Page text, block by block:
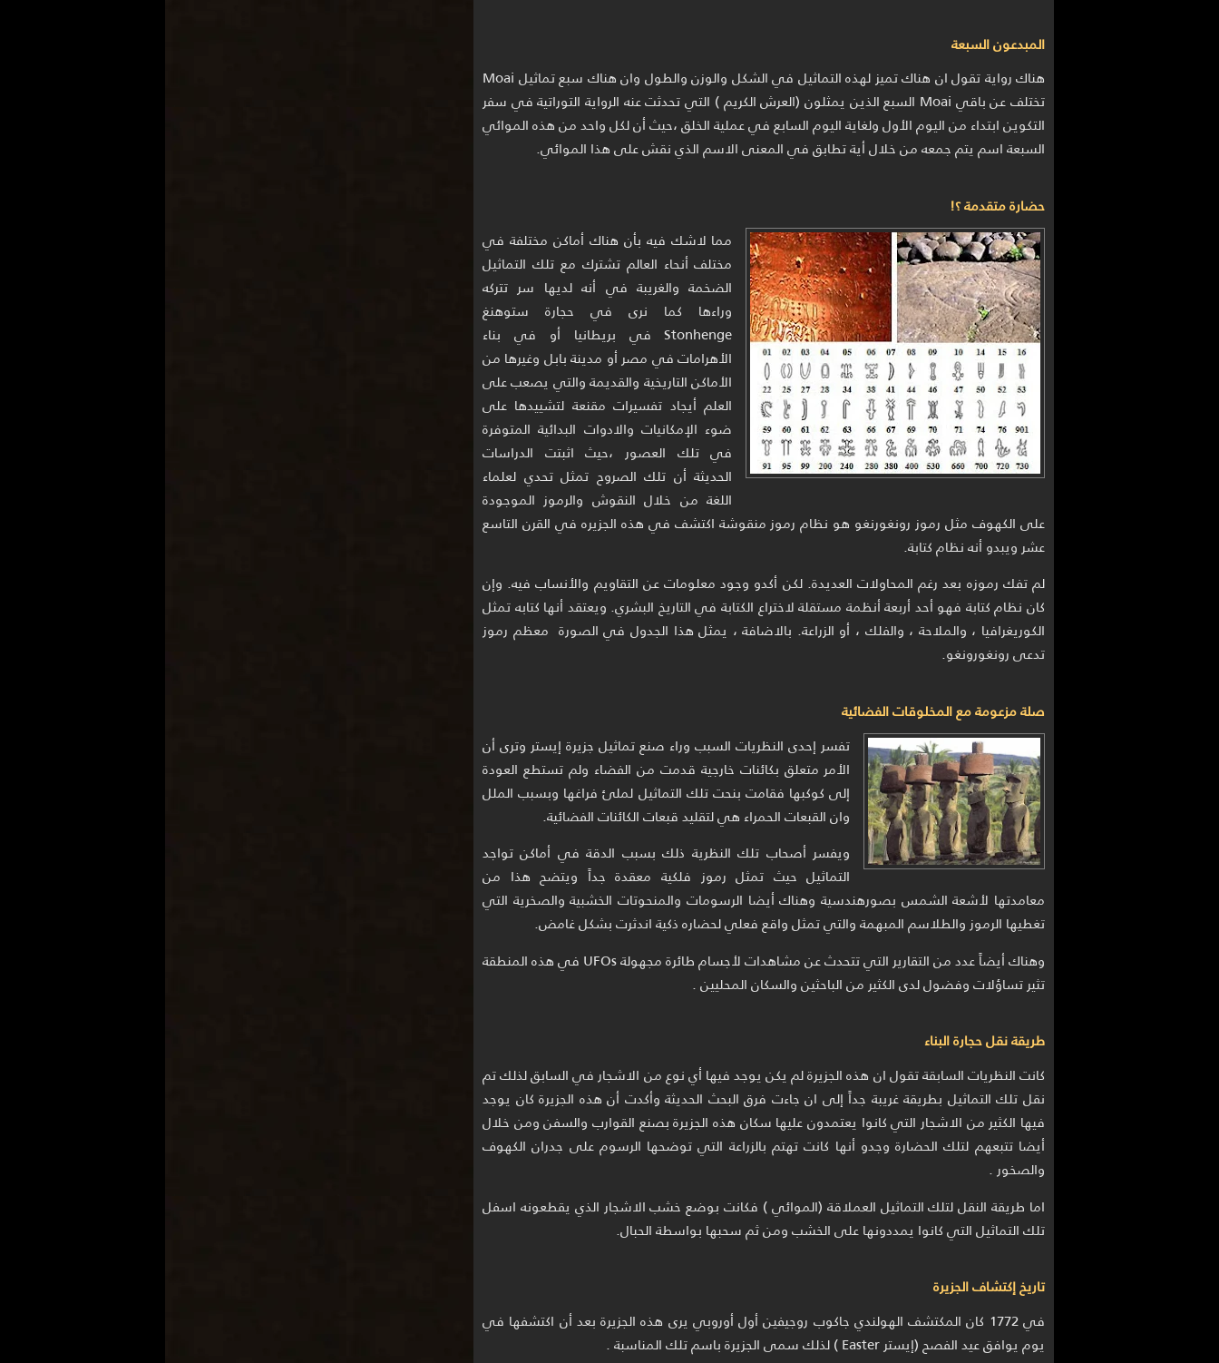
المبدعون السبعة
هناك رواية تقول ان هناك تميز لهذه التماثيل في الشكل والوزن والطول وان هناك سبع تماثيل Moai
تختلف عن باقي Moai السبع الذين يمثلون (العرش الكريم ) التي تحدثت عنه الرواية التوراتية في سفر
التكوين ابتداء من اليوم الأول ولغاية اليوم السابع في عملية الخلق ،حيث أن لكل واحد من هذه الموائي
السبعة اسم يتم جمعه من خلال أية تطابق في المعنى الاسم الذي نقش على هذا الموائي.
حضارة متقدمة ؟!
مما لاشك فيه بأن هناك أماكن مختلفة في
مختلف أنحاء العالم تشترك مع تلك التماثيل
الضخمة والغريبة في أنه لديها سر تتركه
وراءها كما نرى في حجارة ستوهنغ
Stonhenge في بريطانيا أو في بناء
الأهرامات في مصر أو مدينة بابل وغيرها من
الأماكن التاريخية والقديمة والتي يصعب على
العلم أيجاد تفسيرات مقنعة لتشييدها على
ضوء الإمكانيات والادوات البدائية المتوفرة
في تلك العصور ،حيث اثبتت الدراسات
الحديثة أن تلك الصروح تمثل تحدي لعلماء
اللغة من خلال النقوش والرموز الموجودة
على الكهوف مثل رموز رونغورنغو هو نظام رموز منقوشة اكتشف في هذه الجزيره في القرن التاسع
عشر ويبدو أنه نظام كتابة.
لم تفك رموزه بعد رغم المحاولات العديدة. لكن أكدو وجود معلومات عن التقاويم والأنساب فيه. وإن
كان نظام كتابة فهو أحد أربعة أنظمة مستقلة لاختراع الكتابة في التاريخ البشري. ويعتقد أنها كتابه تمثل
الكوريغرافيا ، والملاحة ، والفلك ، أو الزراعة. بالاضافة ، يمثل هذا الجدول في الصورة معظم رموز
تدعى رونغورونغو.
صلة مزعومة مع المخلوقات الفضائية
تفسر إحدى النظريات السبب وراء صنع تماثيل جزيرة إيستر وترى أن
الأمر متعلق بكائنات خارجية قدمت من الفضاء ولم تستطع العودة
إلى كوكبها فقامت بنحت تلك التماثيل لملئ فراغها وبسبب الملل
وان القبعات الحمراء هي لتقليد قبعات الكائنات الفضائية.
ويفسر أصحاب تلك النظرية ذلك بسبب الدقة في أماكن تواجد
التماثيل حيث تمثل رموز فلكية معقدة جداً ويتضح هذا من
معامدتها لأشعة الشمس بصورهندسية وهناك أيضا الرسومات والمنحوتات الخشبية والصخرية التي
تغطيها الرموز والطلاسم المبهمة والتي تمثل واقع فعلي لحضاره ذكية اندثرت بشكل غامض.
وهناك أيضاً عدد من التقارير التي تتحدث عن مشاهدات لأجسام طائرة مجهولة UFOs في هذه المنطقة
تثير تساؤلات وفضول لدى الكثير من الباحثين والسكان المحليين .
طريقة نقل حجارة البناء
كانت النظريات السابقة تقول ان هذه الجزيرة لم يكن يوجد فيها أي نوع من الاشجار في السابق لذلك تم
نقل تلك التماثيل بطريقة غريبة جداً إلى ان جاءت فرق البحث الحديثة وأكدت أن هذه الجزيرة كان يوجد
فيها الكثير من الاشجار التي كانوا يعتمدون عليها سكان هذه الجزيرة بصنع القوارب والسفن ومن خلال
أيضا تتبعهم لتلك الحضارة وجدو أنها كانت تهتم بالزراعة التي توضحها الرسوم على جدران الكهوف
والصخور .
اما طريقة النقل لتلك التماثيل العملاقة (الموائي ) فكانت بوضع خشب الاشجار الذي يقطعونه اسفل
تلك التماثيل التي كانوا يمددونها على الخشب ومن ثم سحبها بواسطة الحبال.
تاريخ إكتشاف الجزيرة
في 1772 كان المكتشف الهولندي جاكوب روجيفين أول أوروبي يرى هذه الجزيرة بعد أن اكتشفها في
يوم يوافق عيد الفصح (إيستر Easter ) لذلك سمى الجزيرة باسم تلك المناسبة .